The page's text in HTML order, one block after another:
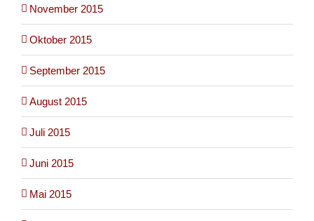
November 2015
Oktober 2015
September 2015
August 2015
Juli 2015
Juni 2015
Mai 2015